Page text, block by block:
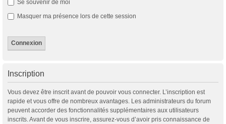
Se souvenir de moi
Masquer ma présence lors de cette session
Inscription
Vous devez être inscrit avant de pouvoir vous connecter. L’inscription est
rapide et vous offre de nombreux avantages. Les administrateurs du forum
peuvent accorder des fonctionnalités supplémentaires aux utilisateurs
inscrits. Avant de vous inscrire, assurez-vous d’avoir pris connaissance de